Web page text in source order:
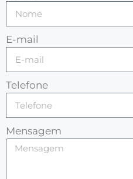
E-mail
Telefone
Mensagem